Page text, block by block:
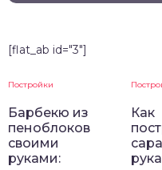
[flat_ab id="3"]
Постройки
Барбекю из
пеноблоков
своими
руками:
Как